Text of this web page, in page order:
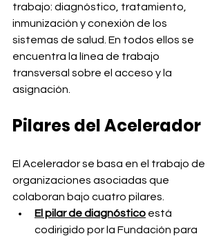
trabajo: diagnóstico, tratamiento,
inmunización y conexión de los
sistemas de salud. En todos ellos se
encuentra la línea de trabajo
transversal sobre el acceso y la
asignación.
Pilares del Acelerador
El Acelerador se basa en el trabajo de
organizaciones asociadas que
colaboran bajo cuatro pilares.
El pilar de diagnóstico está
codirigido por la Fundación para